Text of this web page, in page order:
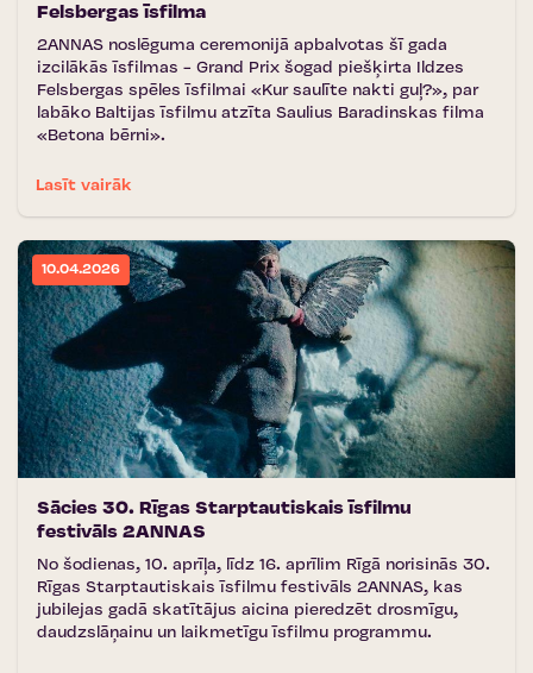
Felsbergas īsfilma
2ANNAS noslēguma ceremonijā apbalvotas šī gada
izcilākās īsfilmas - Grand Prix šogad piešķirta Ildzes
Felsbergas spēles īsfilmai «Kur saulīte nakti guļ?», par
labāko Baltijas īsfilmu atzīta Saulius Baradinskas filma
«Betona bērni».
Lasīt vairāk
10.04.2026
Sācies 30. Rīgas Starptautiskais īsfilmu
festivāls 2ANNAS
No šodienas, 10. aprīļa, līdz 16. aprīlim Rīgā norisinās 30.
Rīgas Starptautiskais īsfilmu festivāls 2ANNAS, kas
jubilejas gadā skatītājus aicina pieredzēt drosmīgu,
daudzslāņainu un laikmetīgu īsfilmu programmu.